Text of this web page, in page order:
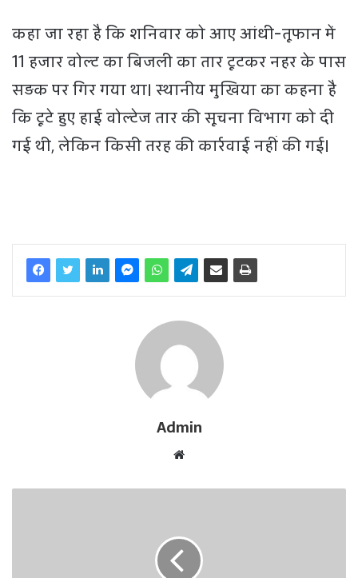
कहा जा रहा है कि शनिवार को आए आंधी-तूफान में
11 हजार वोल्ट का बिजली का तार टूटकर नहर के पास
सड़क पर गिर गया था। स्थानीय मुखिया का कहना है
कि टूटे हुए हाई वोल्टेज तार की सूचना विभाग को दी
गई थी, लेकिन किसी तरह की कार्रवाई नहीं की गई।
Admin
b